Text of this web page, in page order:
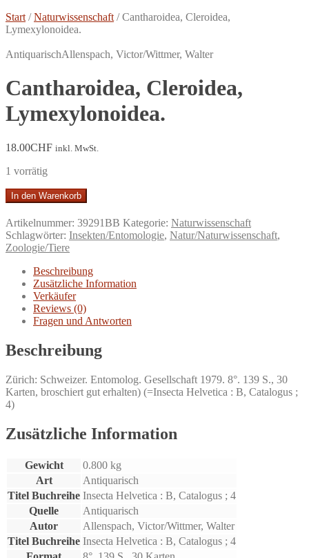
Start /Naturwissenschaft /Cantharoidea, Cleroidea,
Lymexylonoidea.
AntiquarischAllenspach, Victor/Wittmer, Walter
Cantharoidea, Cleroidea,
Lymexylonoidea.
18.00CHF inkl. MwSt.
1 vorrätig
Cantharoidea,
Cleroidea,
Lymexylonoidea.
Menge
In den Warenkorb
Artikelnummer: 39291BB Kategorie: Naturwissenschaft
Schlagwörter: Insekten/Entomologie, Natur/Naturwissenschaft,
Zoologie/Tiere
Beschreibung
Zusätzliche Information
Verkäufer
Reviews (0)
Fragen und Antworten
Beschreibung
Zürich: Schweizer. Entomolog. Gesellschaft 1979. 8°. 139 S., 30
Karten, broschiert gut erhalten) (=Insecta Helvetica : B, Catalogus ;
4)
Zusätzliche Information
Gewicht
0.800 kg
Art
Antiquarisch
Titel Buchreihe Insecta Helvetica : B, Catalogus ; 4
Quelle
Antiquarisch
Autor
Allenspach, Victor/Wittmer, Walter
Titel Buchreihe Insecta Helvetica : B, Catalogus ; 4